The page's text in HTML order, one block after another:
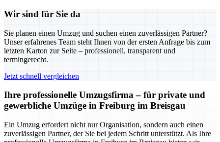
Wir sind für Sie da
Sie planen einen Umzug und suchen einen zuverlässigen Partner?
Unser erfahrenes Team steht Ihnen von der ersten Anfrage bis zum
letzten Karton zur Seite – professionell, transparent und
termingerecht.
Jetzt schnell vergleichen
Ihre professionelle Umzugsfirma – für private und
gewerbliche Umzüge in Freiburg im Breisgau
Ein Umzug erfordert nicht nur Organisation, sondern auch einen
zuverlässigen Partner, der Sie bei jedem Schritt unterstützt. Als Ihre